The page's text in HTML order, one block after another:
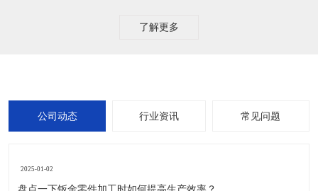
了解更多
公司动态 行业资讯 常见问题
2025-01-02
盘点一下钣金零件加工时如何提高生产效率？